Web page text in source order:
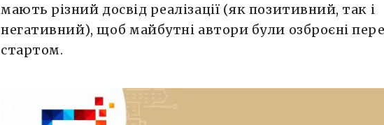
мають різний досвід реалізації (як позитивний, так і
негативний), щоб майбутні автори були озброєні
стартом.